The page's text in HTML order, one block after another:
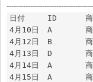
日付	ID	商品名	数量
4月10日	A	商品A	2
4月12日	B	商品B	1
4月13日	D	商品D	1
4月14日	A	商品B	6
4月15日	A	商品D	3